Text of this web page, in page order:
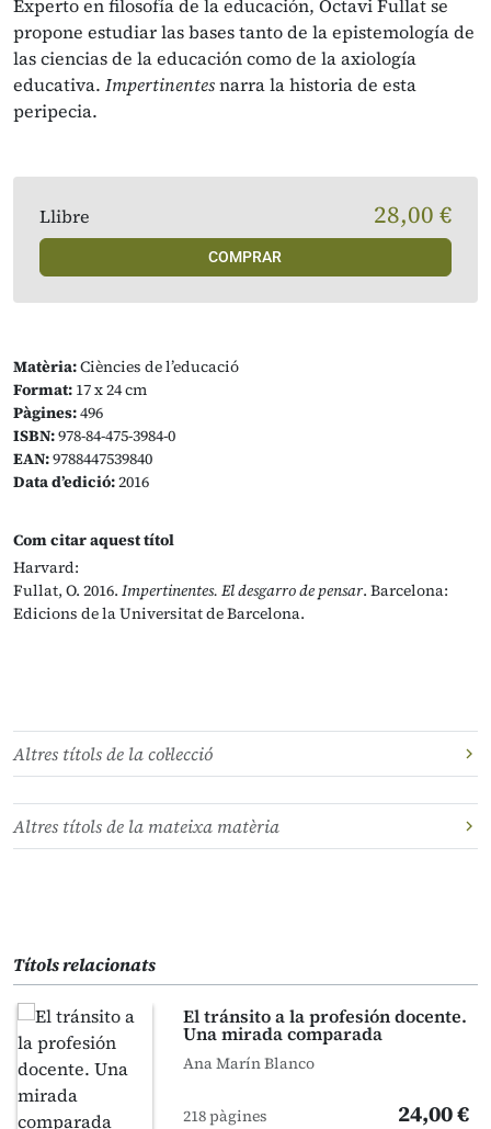
Experto en filosofía de la educación, Octavi Fullat se
propone estudiar las bases tanto de la epistemología de
las ciencias de la educación como de la axiología
educativa. Impertinentesnarra la historia de esta
peripecia.
Matèria:Ciències de l’educació
Format: 17 x 24 cm
Pàgines:496
ISBN:978-84-475-3984-0
EAN:9788447539840
Data d’edició:2016
Com citar aquest títol
Harvard:
Fullat, O. 2016. Impertinentes. El desgarro de pensar. Barcelona:
Edicions de la Universitat de Barcelona.
Llibre 28,00 €
COMPRAR
Altres títols de la col·lecció
Altres títols de la mateixa matèria
Títols relacionats
El tránsito a la profesión docente.
Una mirada comparada
Ana Marín Blanco
218 pàgines 24,00 €